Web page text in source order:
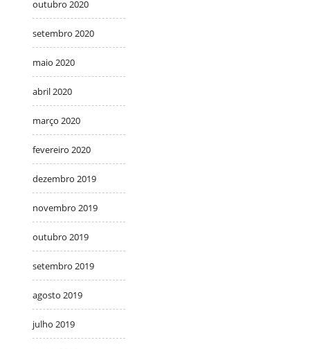
outubro 2020
setembro 2020
maio 2020
abril 2020
março 2020
fevereiro 2020
dezembro 2019
novembro 2019
outubro 2019
setembro 2019
agosto 2019
julho 2019